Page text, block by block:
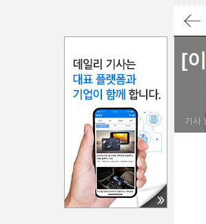
[
기사
결론
A씨는 남동생의 생일을 축하하
올케는 게임기가 아이들의 교
A씨의 남동생은 올케와의 갈
A씨는 동생과 올케의 갈등으
#올케#가족갈등#게임기#남동생